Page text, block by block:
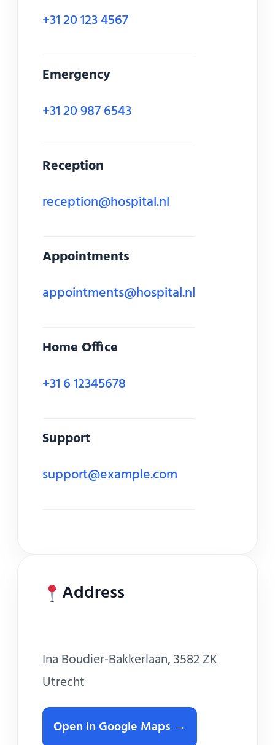
+31 20 123 4567
Emergency
+31 20 987 6543
Reception
reception@hospital.nl
Appointments
appointments@hospital.nl
Home Office
+31 6 12345678
Support
support@example.com
Address
Ina Boudier-Bakkerlaan, 3582 ZK
Open in Google Maps →